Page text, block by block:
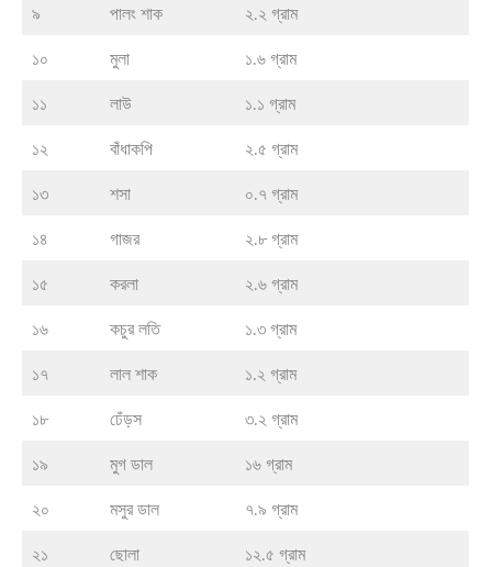
৯ পালং শাক ২.২ গ্রাম
১০ মুলা ১.৬ গ্রাম
১১ লাউ ১.১ গ্রাম
১২ বাঁধাকপি ২.৫ গ্রাম
১৩ শসা ০.৭ গ্রাম
১৪ গাজর ২.৮ গ্রাম
১৫ করলা ২.৬ গ্রাম
১৬ কচুর লতি ১.৩ গ্রাম
১৭ লাল শাক ১.২ গ্রাম
১৮ ঢেঁড়স ৩.২ গ্রাম
১৯ মুগ ডাল ১৬ গ্রাম
২০ মসুর ডাল ৭.৯ গ্রাম
২১ ছোলা ১২.৫ গ্রাম